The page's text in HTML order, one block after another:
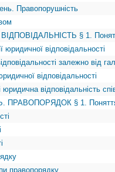
Правопорушність
§ 1. Поняття
юридичної відповідальності
залежно від
відповідальності
відповідальність
ПРАВОПОРЯДОК § 1. Поняття
правопорядку